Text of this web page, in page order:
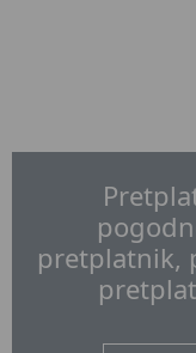
pretplatnik,